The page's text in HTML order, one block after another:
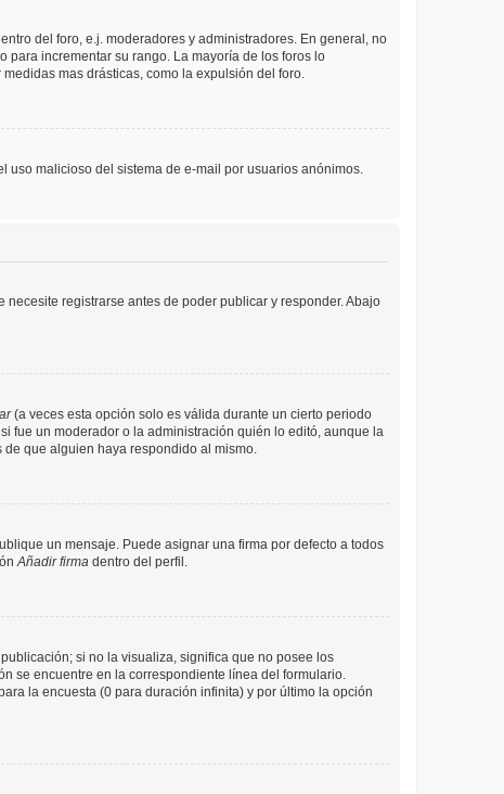
del foro, e.j. moderadores y administradores. En general, no
para incrementar su rango. La mayoría de los foros lo
mas drásticas, como la expulsión del foro.
uso malicioso del sistema de e-mail por usuarios anónimos.
necesite registrarse antes de poder publicar y responder. Abajo
(a veces esta opción solo es válida durante un cierto periodo
fue un moderador o la administración quién lo editó, aunque la
que alguien haya respondido al mismo.
un mensaje. Puede asignar una firma por defecto a todos
Añadir firma dentro del perfil.
si no la visualiza, significa que no posee los
se encuentre en la correspondiente línea del formulario.
la encuesta (0 para duración infinita) y por último la opción